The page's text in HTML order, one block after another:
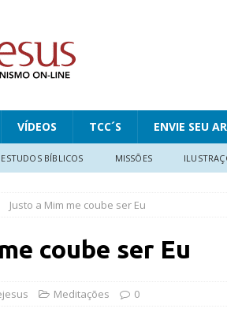
VÍDEOS TCC´S ENVIE SEU
ESTUDOS BÍBLICOS MISSÕES
Justo a Mim me coube ser Eu
coube ser Eu
Meditações 0